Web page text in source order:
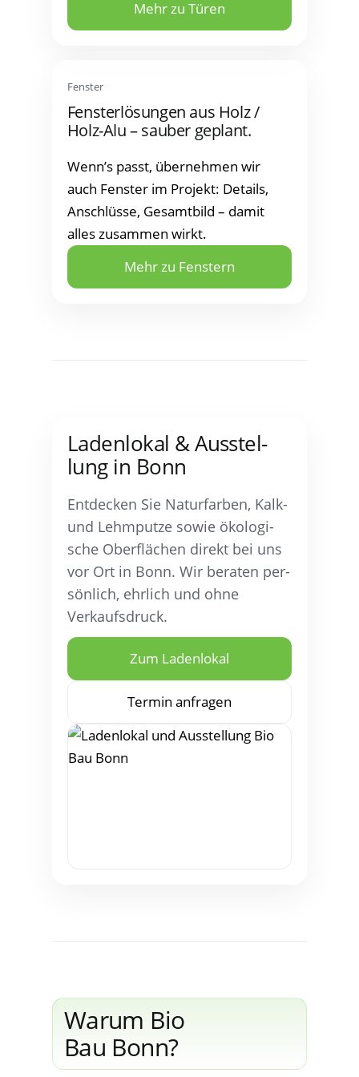
Mehr zu Türen
Fens­ter
Fens­ter­lö­sun­gen aus Holz /
Holz-Alu – sau­ber geplant.
Wenn’s passt, über­neh­men wir
auch Fens­ter im Pro­jekt: Details,
Anschlüs­se, Gesamt­bild – damit
alles zusam­men wirkt.
Mehr zu Fenstern
Laden­lo­kal & Aus­stel­
lung in Bonn
Ent­de­cken Sie Natur­far­ben, Kalk-
und Lehm­put­ze sowie öko­lo­gi­
sche Ober­flä­chen direkt bei uns
vor Ort in Bonn. Wir bera­ten per­
sön­lich, ehr­lich und ohne
Verkaufsdruck.
Zum Laden­lo­kal
Ter­min anfragen
War­um Bio
Bau Bonn?